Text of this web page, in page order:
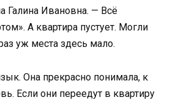
Галина Ивановна. — Всё
А квартира пустует. Могли
уж места здесь мало.
Она прекрасно понимала, к
Если они переедут в квартиру